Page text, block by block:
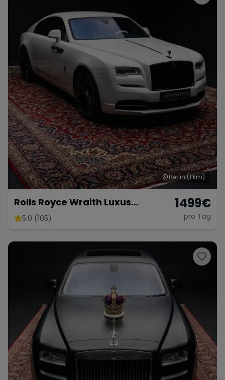
Berlin (1 km)
Rolls Royce Wraith Luxus
Limousine mieten Hochzeit Rolls
5.0 (105)
1499€
pro Tag